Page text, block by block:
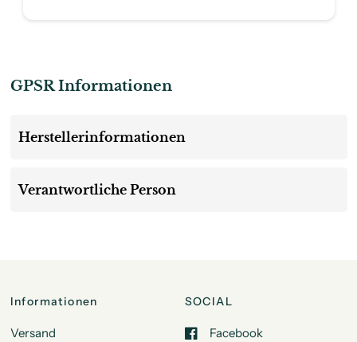
GPSR Informationen
Herstellerinformationen
Verantwortliche Person
Informationen
Versand
SOCIAL
Facebook